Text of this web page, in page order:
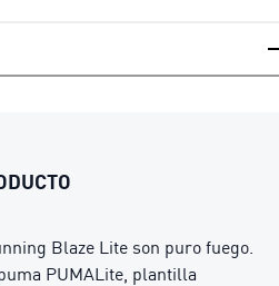
Blaze Lite son puro fuego.
PUMALite, plantilla